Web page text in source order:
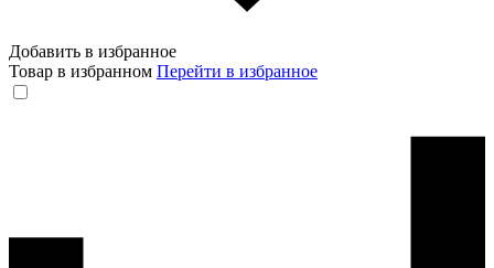
Добавить в избранное
Товар в избранном Перейти в избранное